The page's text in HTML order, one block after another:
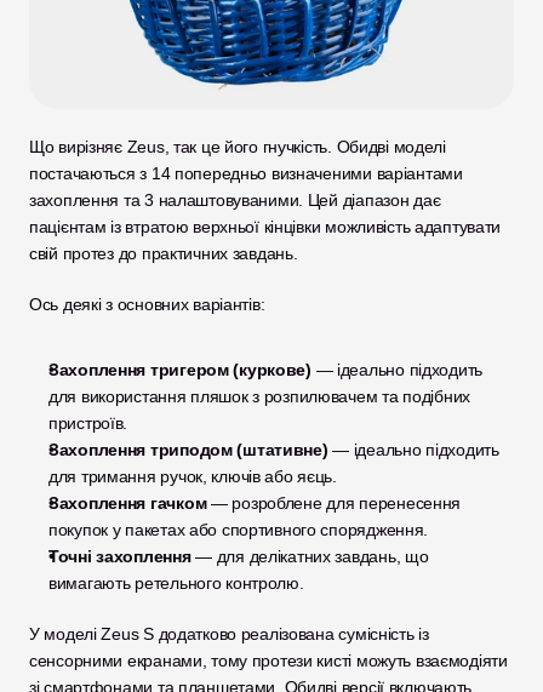
Що вирізняє Zeus, так це його гнучкість. Обидві моделі
постачаються з 14 попередньо визначеними варіантами
захоплення та 3 налаштовуваними. Цей діапазон дає
пацієнтам із втратою верхньої кінцівки можливість адаптувати
свій протез до практичних завдань.
Ось деякі з основних варіантів:
Захоплення тригером (куркове) — ідеально підходить
для використання пляшок з розпилювачем та подібних
пристроїв.
Захоплення триподом (штативне) — ідеально підходить
для тримання ручок, ключів або яєць.
Захоплення гачком — розроблене для перенесення
покупок у пакетах або спортивного спорядження.
Точні захоплення — для делікатних завдань, що
вимагають ретельного контролю.
У моделі Zeus S додатково реалізована сумісність із
сенсорними екранами, тому протези кисті можуть взаємодіяти
зі смартфонами та планшетами. Обидві версії включають